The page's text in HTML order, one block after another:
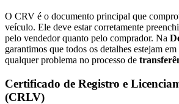
O CRV é o documento principal que
veículo. Ele deve estar corretamente
pelo vendedor quanto pelo comprador. Na
garantimos que todos os detalhes estejam
qualquer problema no processo de
Certificado de Registro e
(CRLV)